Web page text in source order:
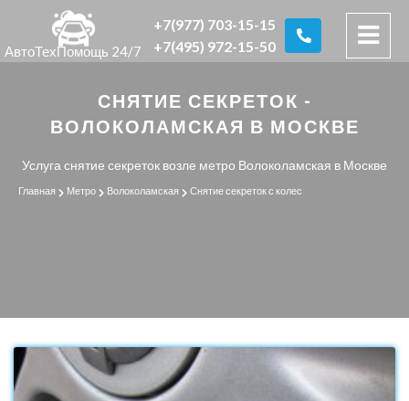
АвтоТехПомощь 24/7
+7(977) 703-15-15
+7(495) 972-15-50
СНЯТИЕ СЕКРЕТОК -
ВОЛОКОЛАМСКАЯ В МОСКВЕ
Услуга снятие секреток возле метро Волоколамская в Москве
Главная Метро Волоколамская Снятие секреток с колес